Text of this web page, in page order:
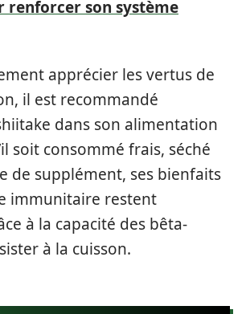
renforcer son système
apprécier les vertus de
il est recommandé
dans son alimentation
soit consommé frais, séché
de supplément, ses bienfaits
immunitaire restent
à la capacité des bêta-
à la cuisson.